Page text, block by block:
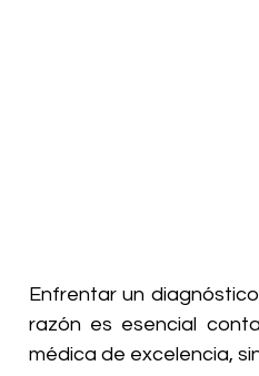
Enfrentar un
razón es esencial
médica de excelencia,